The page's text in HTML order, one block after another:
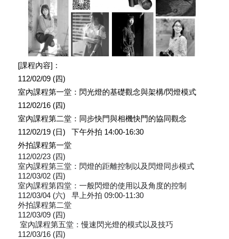
[課程內容]：
112/02/09 (四)
室內課程第一堂：閃光燈的基礎觀念與架構/閃燈模式
112/02/16 (四)
室內課程第二堂：同步快門與相機快門的協同觀念
112/02/19 (日) 下午外拍 14:00-16:30
外拍課程第一堂
112/02/23 (四)
室內課程第三堂：閃燈的距離控制以及閃燈同步模式
112/03/02 (四)
室內課程第四堂：一般閃燈的使用以及角度的控制
112/03/04 (六) 早上外拍 09:00-11:30
外拍課程第二堂
112/03/09 (四)
室內課程第五堂：慢速閃光燈的模式以及技巧
112/03/16 (四)